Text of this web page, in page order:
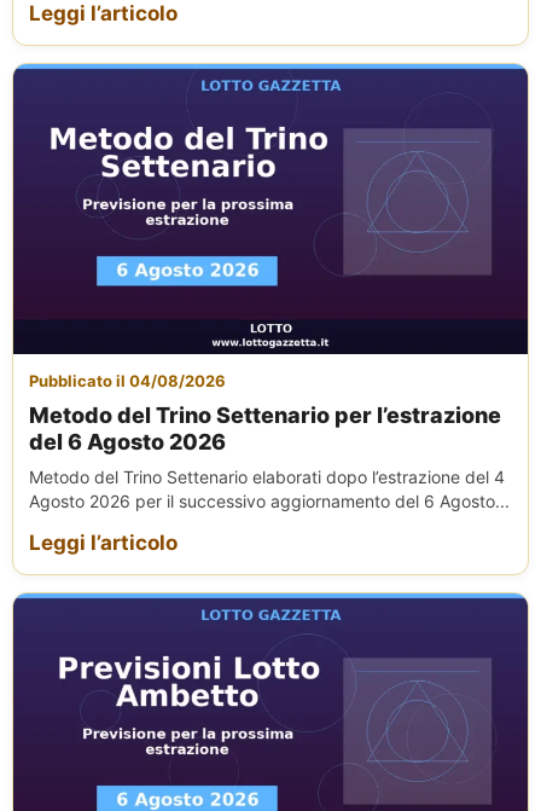
Leggi l’articolo
Pubblicato il 04/08/2026
Metodo del Trino Settenario per l’estrazione
del 6 Agosto 2026
Metodo del Trino Settenario elaborati dopo l’estrazione del 4
Agosto 2026 per il successivo aggiornamento del 6 Agosto...
Leggi l’articolo